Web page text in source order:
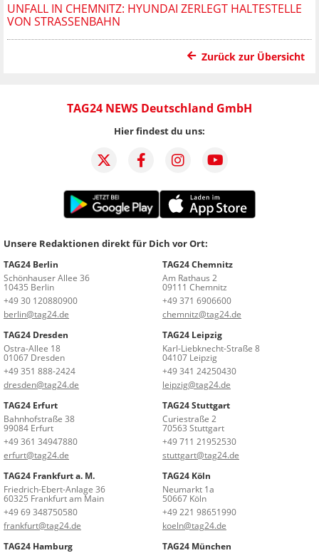
UNFALL IN CHEMNITZ: HYUNDAI ZERLEGT HALTESTELLE
VON STRASSENBAHN
Zurück zur Übersicht
TAG24 NEWS Deutschland GmbH
Hier findest du uns:
Unsere Redaktionen direkt für Dich vor Ort:
TAG24 Berlin
Schönhauser Allee 36
10435 Berlin
+49 30 120880900
berlin@tag24.de
TAG24 Chemnitz
Am Rathaus 2
09111 Chemnitz
+49 371 6906600
chemnitz@tag24.de
TAG24 Dresden
Ostra-Allee 18
01067 Dresden
+49 351 888-2424
dresden@tag24.de
TAG24 Leipzig
Karl-Liebknecht-Straße 8
04107 Leipzig
+49 341 24250430
leipzig@tag24.de
TAG24 Erfurt
Bahnhofstraße 38
99084 Erfurt
+49 361 34947880
erfurt@tag24.de
TAG24 Stuttgart
Curiestraße 2
70563 Stuttgart
+49 711 21952530
stuttgart@tag24.de
TAG24 Frankfurt a. M.
Friedrich-Ebert-Anlage 36
60325 Frankfurt am Main
+49 69 348750580
frankfurt@tag24.de
TAG24 Köln
Neumarkt 1a
50667 Köln
+49 221 98651990
koeln@tag24.de
TAG24 Hamburg
TAG24 München